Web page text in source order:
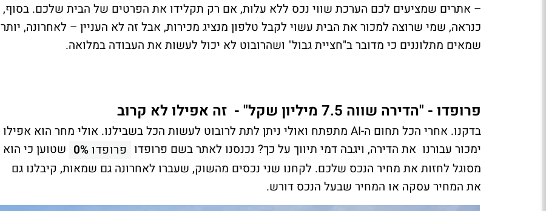
– אתרים שמציעים לכם הערכת שווי נכס ללא עלות, אם רק תקלידו את הפרטים של הבית שלכם. בסוף,
כנראה, שמי שרוצה למכור את הבית עשוי לקבל טלפון מנציג מכירות, אבל זה לא העניין – לאחרונה, יותר
שמאים מתלוננים כי מדובר ב"חציית גבול" ושהרובוט לא יכול לעשות את העבודה במלואה.
פרופדו - "הדירה שווה 7.5 מיליון שקל" - זה אפילו לא קרוב
בדקנו. אחרי הכל תחום ה-AI מתפתח ואולי ניתן לתת לרובוט לעשות הכל בשבילנו. אולי מחר הוא אפילו
ימכור עבורנו את הדירה, ויגבה דמי תיווך על כך? נכנסנו לאתר בשם פרופדו פרופדו 0% שטוען כי הוא
מסוגל לחזות את מחיר הנכס שלכם. לקחנו שני נכסים מהשוק, שעברו לאחרונה גם שמאות, קיבלנו גם
את המחיר עסקה או המחיר שבעל הנכס דורש.